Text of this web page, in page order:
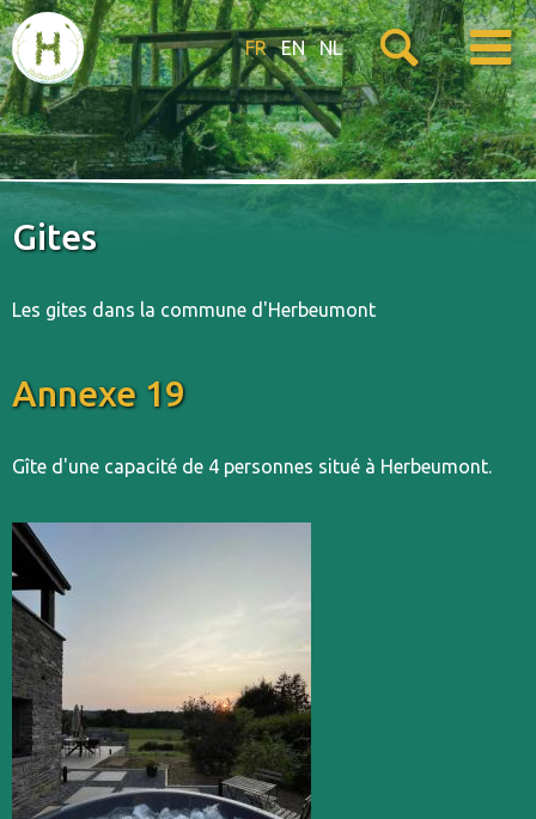
FR EN NL
Gites
Les gites dans la commune d'Herbeumont
Annexe 19
Gîte d'une capacité de 4 personnes situé à Herbeumont.